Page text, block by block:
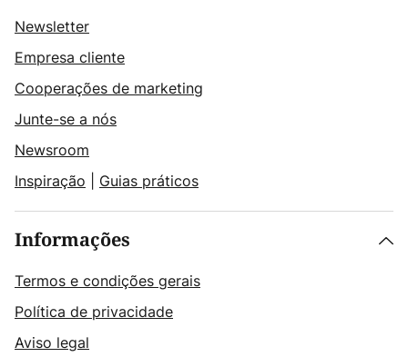
Newsletter
Empresa cliente
Cooperações de marketing
Junte-se a nós
Newsroom
Inspiração
Guias práticos
Informações
Termos e condições gerais
Política de privacidade
Aviso legal